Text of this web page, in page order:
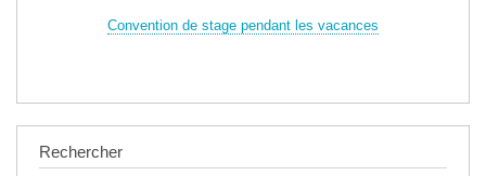
Convention de stage pendant les vacances
Rechercher